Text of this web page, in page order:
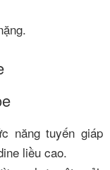
năng tuyến giáp
liều cao.